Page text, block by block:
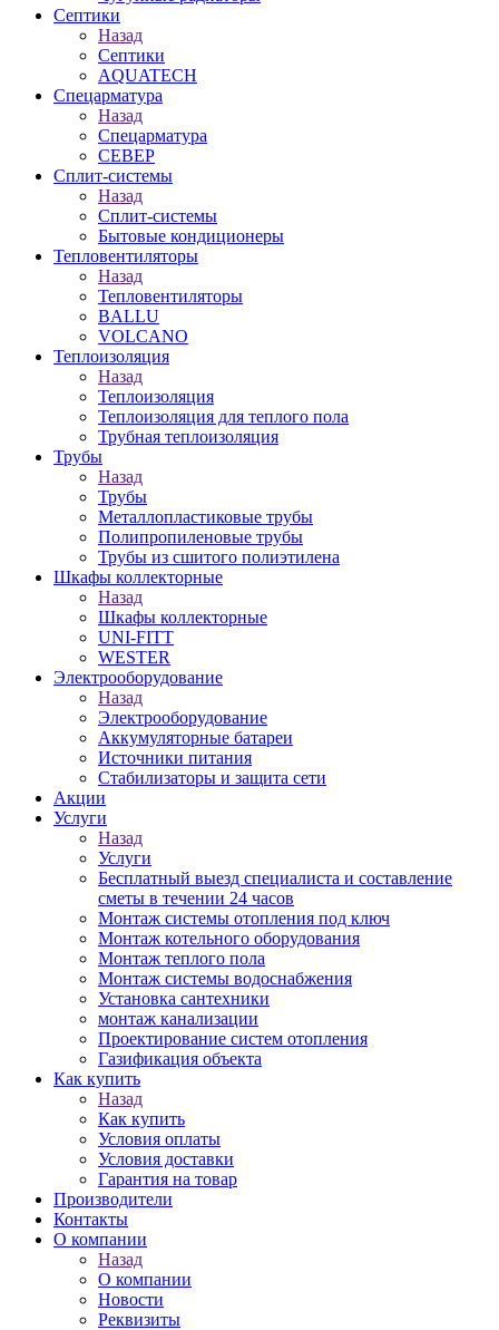
Септики
Назад
Септики
AQUATECH
Спецарматура
Назад
Спецарматура
СЕВЕР
Сплит-системы
Назад
Сплит-системы
Бытовые кондиционеры
Тепловентиляторы
Назад
Тепловентиляторы
BALLU
VOLCANO
Теплоизоляция
Назад
Теплоизоляция
Теплоизоляция для теплого пола
Трубная теплоизоляция
Трубы
Назад
Трубы
Металлопластиковые трубы
Полипропиленовые трубы
Трубы из сшитого полиэтилена
Шкафы коллекторные
Назад
Шкафы коллекторные
UNI-FITT
WESTER
Электрооборудование
Назад
Электрооборудование
Аккумуляторные батареи
Источники питания
Стабилизаторы и защита сети
Акции
Услуги
Назад
Услуги
Бесплатный выезд специалиста и составление
сметы в течении 24 часов
Монтаж системы отопления под ключ
Монтаж котельного оборудования
Монтаж теплого пола
Монтаж системы водоснабжения
Установка сантехники
монтаж канализации
Проектирование систем отопления
Газификация объекта
Как купить
Назад
Как купить
Условия оплаты
Условия доставки
Гарантия на товар
Производители
Контакты
О компании
Назад
О компании
Новости
Реквизиты